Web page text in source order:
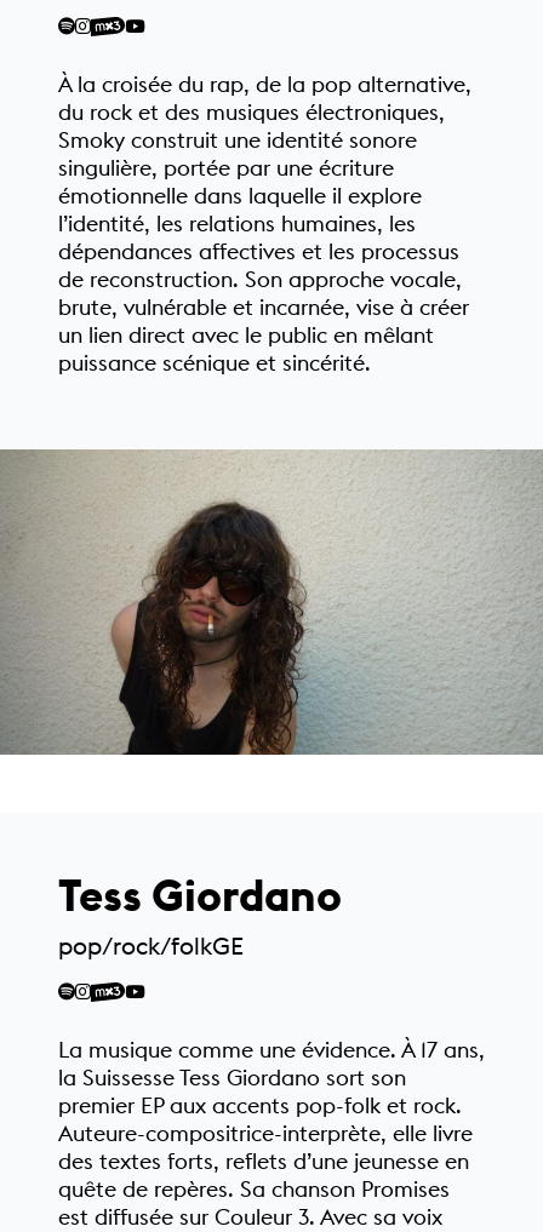
À la croisée du rap, de la pop alternative,
du rock et des musiques électroniques,
Smoky construit une identité sonore
singulière, portée par une écriture
émotionnelle dans laquelle il explore
l’identité, les relations humaines, les
dépendances affectives et les processus
de reconstruction. Son approche vocale,
brute, vulnérable et incarnée, vise à créer
un lien direct avec le public en mêlant
puissance scénique et sincérité.
Tess Giordano
pop/rock/folkGE
La musique comme une évidence. À 17 ans,
la Suissesse Tess Giordano sort son
premier EP aux accents pop-folk et rock.
Auteure-compositrice-interprète, elle livre
des textes forts, reflets d’une jeunesse en
quête de repères. Sa chanson Promises
est diffusée sur Couleur 3. Avec sa voix